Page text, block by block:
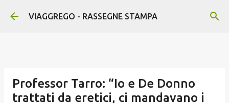
Passa ai contenuti principali
VIAGGREGO - RASSEGNE STAMPA
Professor Tarro: “Io e De Donno
trattati da eretici, ci mandavano i